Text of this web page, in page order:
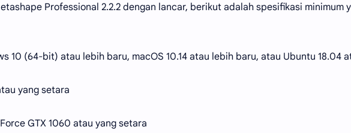
Professional 2.2.2 dengan lancar, berikut adalah spesifikasi minimum
10 (64-bit) atau lebih baru, macOS 10.14 atau lebih baru, atau Ubuntu 18.04
yang setara
GTX 1060 atau yang setara